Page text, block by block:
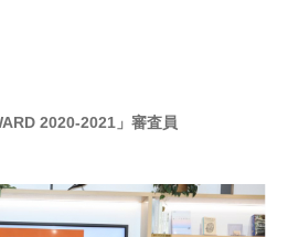
2020-2021」審査員